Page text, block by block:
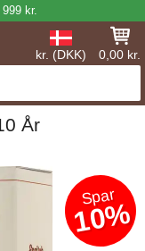
kr.
kr. (DKK) 0,00 kr.
År
Spar
10%